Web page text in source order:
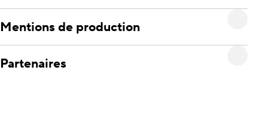
Mentions de production
Partenaires